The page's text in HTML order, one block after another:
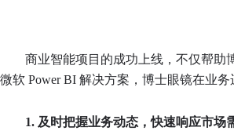
商业智能项目的成功上线，不仅帮助
微软 Power BI 解决方案，博士眼镜在业
1. 及时把握业务动态，快速响应市场